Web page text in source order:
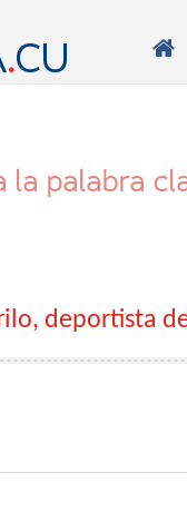

la palabra
deportista